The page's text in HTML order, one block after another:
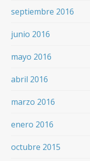
septiembre 2016
junio 2016
mayo 2016
abril 2016
marzo 2016
enero 2016
octubre 2015